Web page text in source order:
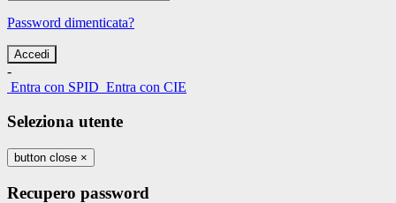
Password dimenticata?
-
Entra con SPID Entra con CIE
Seleziona utente
button close ×
Recupero password